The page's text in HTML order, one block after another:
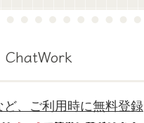
ChatWork
ど、ご利用時に無料登録